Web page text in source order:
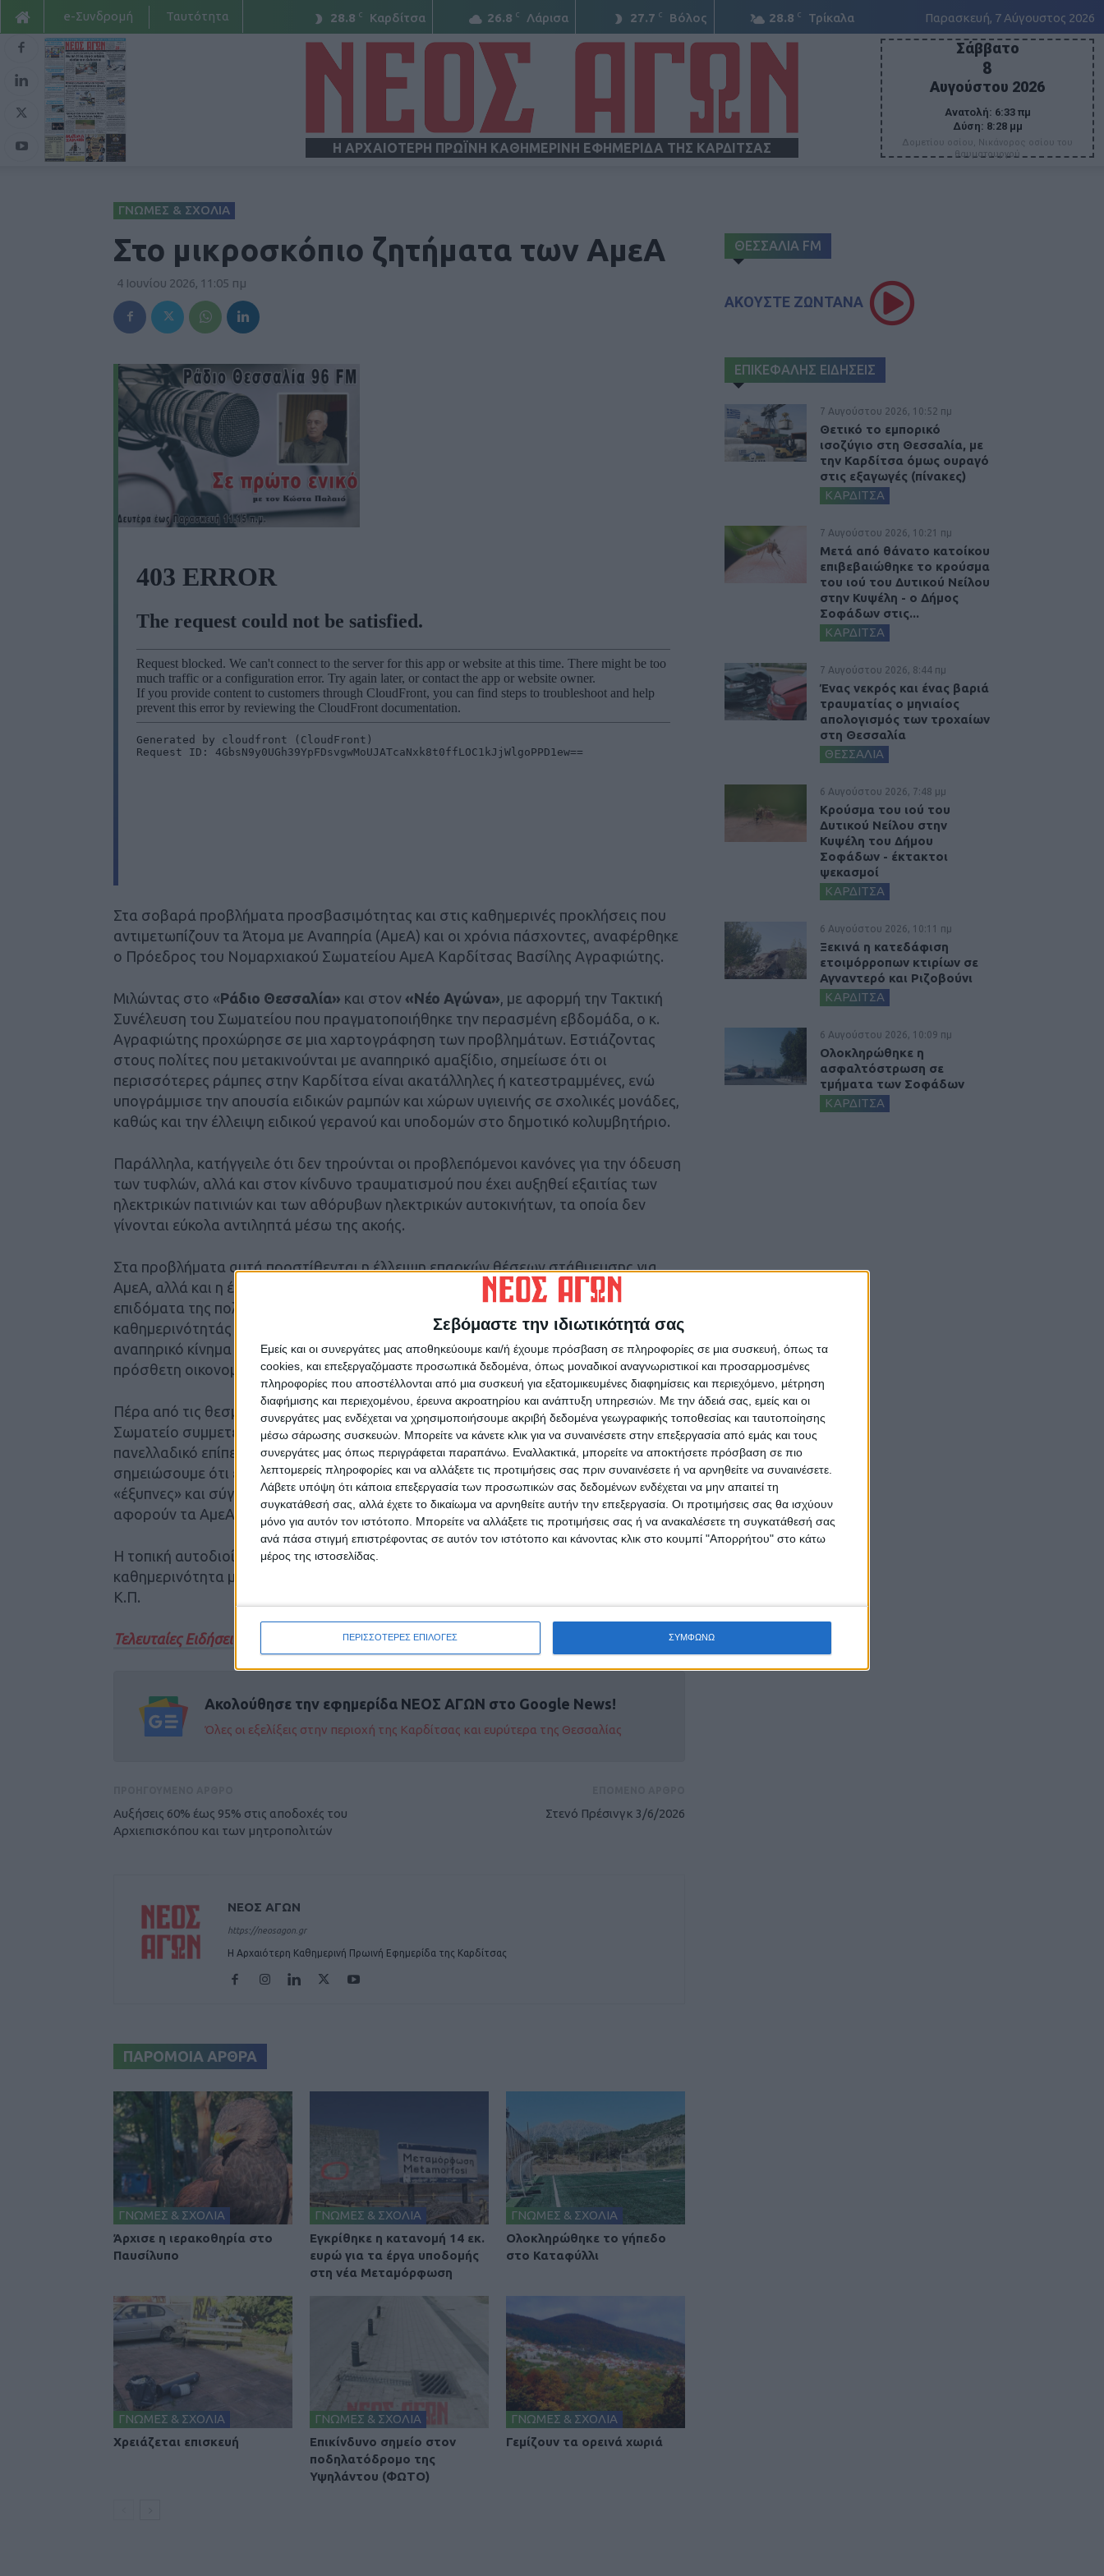
Σεβόμαστε την ιδιωτικότητά σας
Εμείς και οι συνεργάτες μας αποθηκεύουμε και/ή έχουμε πρόσβαση σε πληροφορίες σε μια συσκευή, όπως τα
cookies, και επεξεργαζόμαστε προσωπικά δεδομένα, όπως μοναδικοί αναγνωριστικοί και προσαρμοσμένες
πληροφορίες που αποστέλλονται από μια συσκευή για εξατομικευμένες διαφημίσεις και περιεχόμενο, μέτρηση
διαφήμισης και περιεχομένου, έρευνα ακροατηρίου και ανάπτυξη υπηρεσιών. Με την άδειά σας, εμείς και οι
συνεργάτες μας ενδέχεται να χρησιμοποιήσουμε ακριβή δεδομένα γεωγραφικής τοποθεσίας και ταυτοποίησης
μέσω σάρωσης συσκευών. Μπορείτε να κάνετε κλικ για να συναινέσετε στην επεξεργασία από εμάς και τους
συνεργάτες μας όπως περιγράφεται παραπάνω. Εναλλακτικά, μπορείτε να αποκτήσετε πρόσβαση σε πιο
λεπτομερείς πληροφορίες και να αλλάξετε τις προτιμήσεις σας πριν συναινέσετε ή να αρνηθείτε να συναινέσετε.
Λάβετε υπόψη ότι κάποια επεξεργασία των προσωπικών σας δεδομένων ενδέχεται να μην απαιτεί τη
συγκατάθεσή σας, αλλά έχετε το δικαίωμα να αρνηθείτε αυτήν την επεξεργασία. Οι προτιμήσεις σας θα ισχύουν
μόνο για αυτόν τον ιστότοπο. Μπορείτε να αλλάξετε τις προτιμήσεις σας ή να ανακαλέσετε τη συγκατάθεσή σας
ανά πάσα στιγμή επιστρέφοντας σε αυτόν τον ιστότοπο και κάνοντας κλικ στο κουμπί "Απορρήτου" στο κάτω
μέρος της ιστοσελίδας.
ΠΕΡΙΣΣΟΤΕΡΕΣ ΕΠΙΛΟΓΕΣ ΣΥΜΦΩΝΩ
28.8 C Καρδίτσα 26.8 C Λάρισα 27.7 C Βόλος 28.8 C Τρίκαλα Παρασκευή, 7 Αύγουστος 2026
e-Συνδρομή Ταυτότητα
Η ΑΡΧΑΙΟΤΕΡΗ ΠΡΩΪΝΗ ΚΑΘΗΜΕΡΙΝΗ ΕΦΗΜΕΡΙΔΑ ΤΗΣ ΚΑΡΔΙΤΣΑΣ
Σάββατο
8
Αυγούστου 2026
Ανατολή: 6:33 πμ
Δύση: 8:28 μμ
Δομετίου οσίου, Νικάνορος οσίου του
θαυματουργού
ΓΝΩΜΕΣ & ΣΧΟΛΙΑ
Στο μικροσκόπιο ζητήματα των ΑμεΑ
4 Ιουνίου 2026, 11:05 πμ
Στα σοβαρά προβλήματα προσβασιμότητας και στις καθημερινές προκλήσεις που
αντιμετωπίζουν τα Άτομα με Αναπηρία (ΑμεΑ) και οι χρόνια πάσχοντες, αναφέρθηκε
ο Πρόεδρος του Νομαρχιακού Σωματείου ΑμεΑ Καρδίτσας Βασίλης Αγραφιώτης.
Μιλώντας στο «Ράδιο Θεσσαλία» και στον «Νέο Αγώνα» , με αφορμή την Τακτική
Συνέλευση του Σωματείου που πραγματοποιήθηκε την περασμένη εβδομάδα, ο κ.
Αγραφιώτης προχώρησε σε μια χαρτογράφηση των προβλημάτων. Εστιάζοντας
στους πολίτες που μετακινούνται με αναπηρικό αμαξίδιο, σημείωσε ότι οι
περισσότερες ράμπες στην Καρδίτσα είναι ακατάλληλες ή κατεστραμμένες, ενώ
υπογράμμισε την απουσία ειδικών ραμπών και χώρων υγιεινής σε σχολικές μονάδες,
καθώς και την έλλειψη ειδικού γερανού και υποδομών στο δημοτικό κολυμβητήριο.
Παράλληλα, κατήγγειλε ότι δεν τηρούνται οι προβλεπόμενοι κανόνες για την όδευση
των τυφλών, αλλά και στον κίνδυνο τραυματισμού που έχει αυξηθεί εξαιτίας των
ηλεκτρικών πατινιών και των αθόρυβων ηλεκτρικών αυτοκινήτων, τα οποία δεν
γίνονται εύκολα αντιληπτά μέσω της ακοής.
Στα προβλήματα αυτά προστίθενται η έλλειψη επαρκών θέσεων στάθμευσης για
ΑμεΑ, αλλά και η έντονη οικονομική δυσχέρεια που αντιμετωπίζουν, καθώς τα
επιδόματα της πολιτείας αδυνατούν να καλύψουν τα σημαντικά πρόσθετα έξοδα της
καθημερινότητάς τους. Στο πλαίσιο αυτό, ο κ. Αγραφιώτης υπογράμμισε ότι το
αναπηρικό κίνημα διεκδικεί ουσιαστικά μέτρα στήριξης απέναντι στην ακρίβεια,
πρόσθετη οικονομική ενίσχυση και δωρεάν ιατροφαρμακευτική περίθαλψη.
Πέρα από τις θεσμικές συναντήσεις της Διοίκησης με τις τοπικές Αρχές, συνέχισε, το
Σωματείο συμμετέχει ενεργά σε κινητοποιήσεις σε τοπικό, πανθεσσαλικό και
πανελλαδικό επίπεδο, με στόχο την επίλυση των προβλημάτων τους. Να
σημειώσουμε ότι είναι τουλάχιστον οξύμωρο να συζητάμε στην Ελλάδα για
«έξυπνες» και σύγχρονες πόλεις, όταν παραμένουν ζητούμενα βασικές υποδομές που
αφορούν τα ΑμεΑ.
Η τοπική αυτοδιοίκηση και η πολιτεία οφείλουν να εξασφαλίσουν μια
καθημερινότητα με αξιοπρέπεια και ισονομία για όλους…
Κ.Π.
Τελευταίες Ειδήσεις Σήμερα
Ακολούθησε την εφημερίδα ΝΕΟΣ ΑΓΩΝ στο Google News!
Όλες οι εξελίξεις στην περιοχή της Καρδίτσας και ευρύτερα της Θεσσαλίας
Αυξήσεις 60% έως 95% στις αποδοχές του
Αρχιεπισκόπου και των μητροπολιτών
Στενό Πρέσινγκ 3/6/2026
ΝΕΟΣ ΑΓΩΝ
https://neosagon.gr
Η Αρχαιότερη Καθημερινή Πρωινή Εφημερίδα της Καρδίτσας
ΠΑΡΟΜΟΙΑ ΑΡΘΡΑ
ΓΝΩΜΕΣ & ΣΧΟΛΙΑ
Άρχισε η ιερακοθηρία στο
Παυσίλυπο
ΓΝΩΜΕΣ & ΣΧΟΛΙΑ
Εγκρίθηκε η κατανομή 14 εκ.
ευρώ για τα έργα υποδομής
στη νέα Μεταμόρφωση
ΓΝΩΜΕΣ & ΣΧΟΛΙΑ
Ολοκληρώθηκε το γήπεδο
στο Καταφύλλι
ΓΝΩΜΕΣ & ΣΧΟΛΙΑ
Χρειάζεται επισκευή
ΓΝΩΜΕΣ & ΣΧΟΛΙΑ
Επικίνδυνο σημείο στον
ποδηλατόδρομο της
Υψηλάντου (ΦΩΤΟ)
ΓΝΩΜΕΣ & ΣΧΟΛΙΑ
Γεμίζουν τα ορεινά χωριά
ΘΕΣΣΑΛΙΑ FM
ΑΚΟΥΣΤΕ ΖΩΝΤΑΝΑ
ΕΠΙΚΕΦΑΛΗΣ ΕΙΔΗΣΕΙΣ
7 Αυγούστου 2026, 10:52 πμ
Θετικό το εμπορικό
ισοζύγιο στη Θεσσαλία, με
την Καρδίτσα όμως ουραγό
στις εξαγωγές (πίνακες)
ΚΑΡΔΙΤΣΑ
7 Αυγούστου 2026, 10:21 πμ
Μετά από θάνατο κατοίκου
επιβεβαιώθηκε το κρούσμα
του ιού του Δυτικού Νείλου
στην Κυψέλη - ο Δήμος
Σοφάδων στις...
ΚΑΡΔΙΤΣΑ
7 Αυγούστου 2026, 8:44 πμ
Ένας νεκρός και ένας βαριά
τραυματίας ο μηνιαίος
απολογισμός των τροχαίων
στη Θεσσαλία
ΘΕΣΣΑΛΙΑ
6 Αυγούστου 2026, 7:48 μμ
Κρούσμα του ιού του
Δυτικού Νείλου στην
Κυψέλη του Δήμου
Σοφάδων - έκτακτοι
ψεκασμοί
ΚΑΡΔΙΤΣΑ
6 Αυγούστου 2026, 10:11 πμ
Ξεκινά η κατεδάφιση
ετοιμόρροπων κτιρίων σε
Αγναντερό και Ριζοβούνι
ΚΑΡΔΙΤΣΑ
6 Αυγούστου 2026, 10:09 πμ
Ολοκληρώθηκε η
ασφαλτόστρωση σε
τμήματα των Σοφάδων
ΚΑΡΔΙΤΣΑ